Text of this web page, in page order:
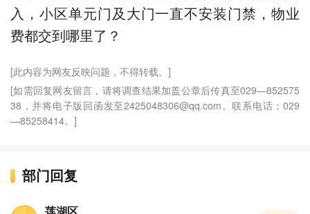
入，小区单元门及大门一直不安装门禁，物业
费都交到哪里了？
[此内容为网友反映问题，不得转载。]
[如需回复网友留言，请将调查结果加盖公章后传真至029—852575
38，并将电子版回函发至2425048306@qq.com。联系电话：029
—85258414。]
部门回复